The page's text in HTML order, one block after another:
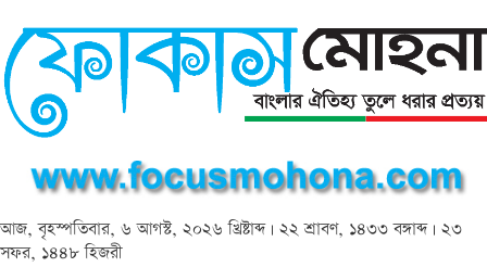
আজ, বৃহস্পতিবার, ৬ আগস্ট, ২০২৬ খ্রিষ্টাব্দ | ২২ শ্রাবণ, ১৪৩৩ বঙ্গাব্দ | ২৩
সফর, ১৪৪৮ হিজরী